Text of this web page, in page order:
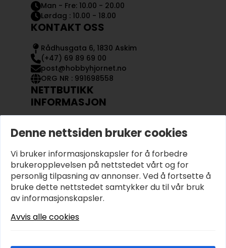
Man - Fre: 10.00 - 20.00
Lørdag : 10.00 - 18.00
KONTAKT OSS
Rådhusgata 6, 1830 Askim
(+47) 69 89 69 00
post@hobbyhjornet.no
ORG NR : 991698558
NETTBUTIKK
INFORMASJON
OM OSS
KJØPSVILKÅR OG BETINGELSER
PERSONVERN
Denne nettsiden bruker cookies
Vi bruker informasjonskapsler for å forbedre
brukeropplevelsen på nettstedet vårt og for
personlig tilpasning av annonser. Ved å fortsette å
bruke dette nettstedet samtykker du til vår bruk
av informasjonskapsler.
Avvis alle cookies